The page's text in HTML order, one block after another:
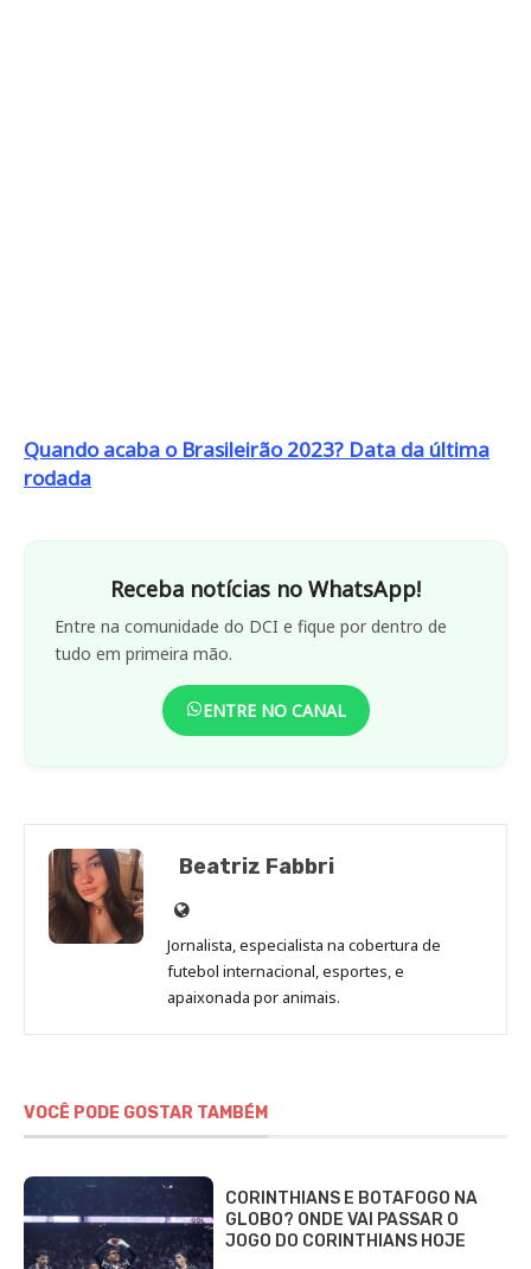
Quando acaba o Brasileirão 2023? Data da última
rodada
Receba notícias no WhatsApp!
Entre na comunidade do DCI e fique por dentro de
tudo em primeira mão.
ENTRE NO CANAL
Beatriz Fabbri
Site
de
Beatriz
Fabbri
Jornalista, especialista na cobertura de
futebol internacional, esportes, e
apaixonada por animais.
VOCÊ PODE GOSTAR TAMBÉM
CORINTHIANS E BOTAFOGO NA
GLOBO? ONDE VAI PASSAR O
JOGO DO CORINTHIANS HOJE